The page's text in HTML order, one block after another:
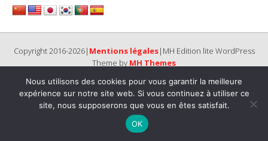
Copyright 2016-2026| Mentions légales|MH Edition lite WordPress
Theme by MH Themes
Nous utilisons des cookies pour vous garantir la meilleure
expérience sur notre site web. Si vous continuez à utiliser ce
site, nous supposerons que vous en êtes satisfait.
OK